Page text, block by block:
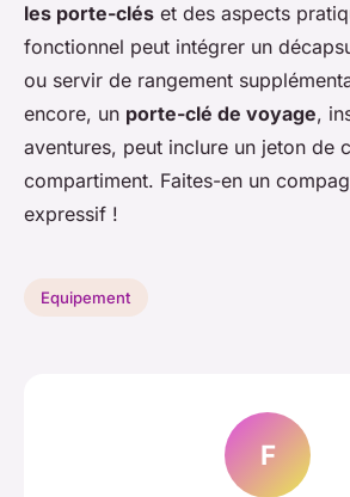
les porte-clés et des aspects
fonctionnel peut intégrer un
ou servir de rangement
encore, un porte-clé de voyage,
aventures, peut inclure un jeton de
compartiment. Faites-en un
expressif !
Equipement
F